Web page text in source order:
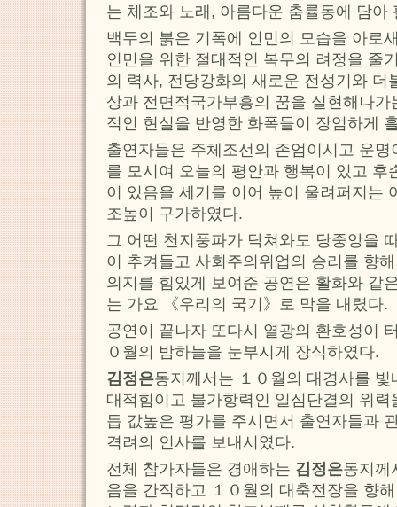
는 체조와 노래, 아름다운 춤률동에 담아
백두의 붉은 기폭에 인민의 모습을 아로
인민을 위한 절대적인 복무의 려정을 줄
의 력사, 전당강화의 새로운 전성기와 더
상과 전면적국가부흥의 꿈을 실현해나
적인 현실을 반영한 화폭들이 장엄하게
출연자들은 주체조선의 존엄이시고 운
를 모시여 오늘의 평안과 행복이 있고 후
이 있음을 세기를 이어 높이 울려퍼지는
조높이 구가하였다.
그 어떤 천지풍파가 닥쳐와도 당중앙을
이 추켜들고 사회주의위업의 승리를 향
의지를 힘있게 보여준 공연은 활화와 같
는 가요 《우리의 국기》로 막을 내렸다.
공연이 끝나자 또다시 열광의 환호성이
０월의 밤하늘을 눈부시게 장식하였다.
김정은동지께서는 １０월의 대경사를
대적힘이고 불가항력인 일심단결의 위
듭 값높은 평가를 주시면서 출연자들과
격려의 인사를 보내시였다.
전체 참가자들은 경애하는 김정은동지께
음을 간직하고 １０월의 대축전장을 향